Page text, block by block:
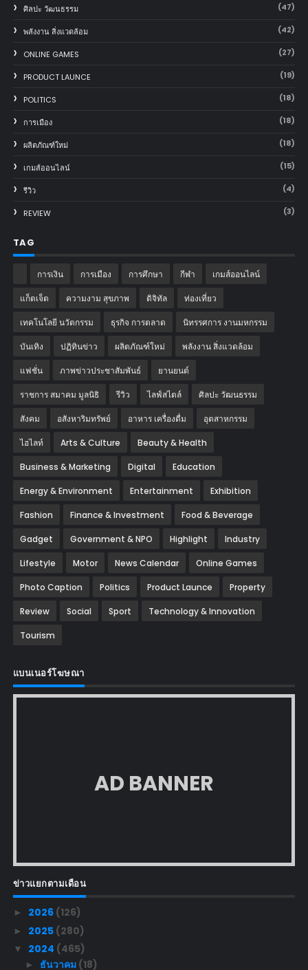
ศิลปะ วัฒนธรรม (47)
พลังงาน สิ่งแวดล้อม (42)
ONLINE GAMES (27)
PRODUCT LAUNCE (19)
POLITICS (18)
การเมือง (18)
ผลิตภัณฑ์ใหม่ (18)
เกมส์ออนไลน์ (15)
รีวิว (4)
REVIEW (3)
TAG
การเงิน การเมือง การศึกษา กีฬา เกมส์ออนไลน์
แก็ตเจ็ต ความงาม สุขภาพ ดิจิทัล ท่องเที่ยว
เทคโนโลยี นวัตกรรม ธุรกิจ การตลาด นิทรรศการ งานมหกรรม
บันเทิง ปฏิทินข่าว ผลิตภัณฑ์ใหม่ พลังงาน สิ่งแวดล้อม
แฟชั่น ภาพข่าวประชาสัมพันธ์ ‎ยานยนต์‎
ราชการ สมาคม มูลนิธิ รีวิว ไลฟ์สไตล์ ศิลปะ วัฒนธรรม
สังคม อสังหาริมทรัพย์ อาหาร เครื่องดื่ม อุตสาหกรรม
ไฮไลท์ Arts & Culture Beauty & Health
Business & Marketing Digital Education
Energy & Environment Entertainment Exhibition
Fashion Finance & Investment Food & Beverage
Gadget Government & NPO Highlight Industry
Lifestyle Motor News Calendar Online Games
Photo Caption Politics Product Launce Property
Review Social Sport Technology & Innovation
Tourism
แบนเนอร์โฆษณา
AD BANNER
ข่าวแยกตามเดือน
► 2026 (126)
► 2025 (280)
▼ 2024 (465)
► ธันวาคม (18)